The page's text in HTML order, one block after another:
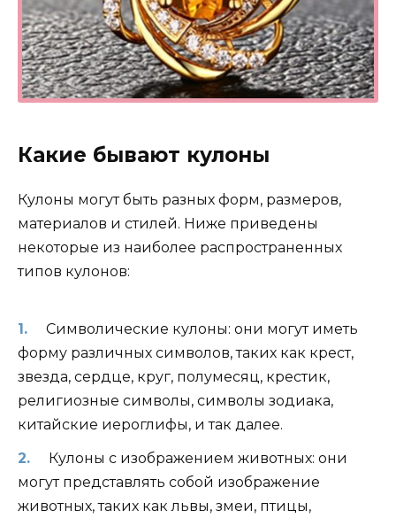
Какие бывают кулоны
Кулоны могут быть разных форм, размеров,
материалов и стилей. Ниже приведены
некоторые из наиболее распространенных
типов кулонов:
Символические кулоны: они могут иметь
форму различных символов, таких как крест,
звезда, сердце, круг, полумесяц, крестик,
религиозные символы, символы зодиака,
китайские иероглифы, и так далее.
Кулоны с изображением животных: они
могут представлять собой изображение
животных, таких как львы, змеи, птицы,